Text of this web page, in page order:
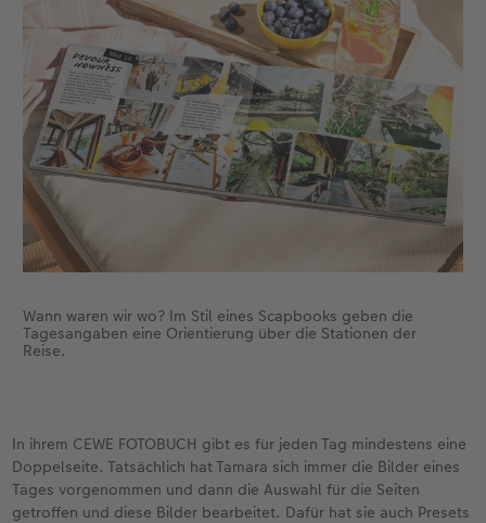
Wann waren wir wo? Im Stil eines Scapbooks geben die
Tagesangaben eine Orientierung über die Stationen der
Reise.
In ihrem CEWE FOTOBUCH gibt es für jeden Tag mindestens eine
Doppelseite. Tatsächlich hat Tamara sich immer die Bilder eines
Tages vorgenommen und dann die Auswahl für die Seiten
getroffen und diese Bilder bearbeitet. Dafür hat sie auch Presets